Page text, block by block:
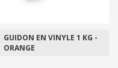
EN VINYLE 1 KG -